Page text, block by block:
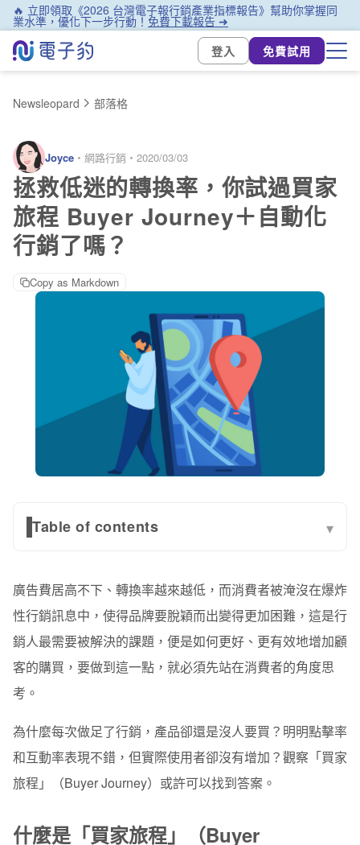
🔥 立即領取《2026 台灣電子報行銷產業指標報告》幫助你掌握同
業水準，優化下一步行動！免費下載報告 ➜
登入
免費試用
Newsleopard 部落格
Joyce ・ 網路行銷 ・ 2020/03/03
拯救低迷的轉換率，你試過買家
旅程 Buyer Journey＋自動化
行銷了嗎？
Copy as Markdown
Table of contents ▾
如何應用買家旅程？鎖定消費者定位
一、「覺察」階段的消費者
二、「考慮」階段的消費者
買家旅程 x 內容行銷：不同階段的消費者，該提供什麼
一、提供內容給「覺察」階段的消費者
廣告費居高不下、轉換率越來越低，而消費者被淹沒在爆炸
性行銷訊息中，使得品牌要脫穎而出變得更加困難，這是行
銷人最需要被解決的課題，便是如何更好、更有效地增加顧
客的購買，要做到這一點，就必須先站在消費者的角度思
考。
為什麼每次做足了行銷，產品卻還是沒人要買？明明點擊率
和互動率表現不錯，但實際使用者卻沒有增加？觀察「買家
旅程」（Buyer Journey）或許可以找到答案。
什麼是「買家旅程」（Buyer